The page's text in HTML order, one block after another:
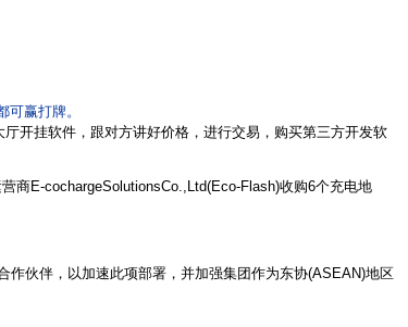
赢打牌。
厅开挂软件，跟对方讲好价格，进行交易，购买第三方开发软
商E-cochargeSolutionsCo.,Ltd(Eco-Flash)收购6个充电地
伙伴，以加速此项部署，并加强集团作为东协(ASEAN)地区